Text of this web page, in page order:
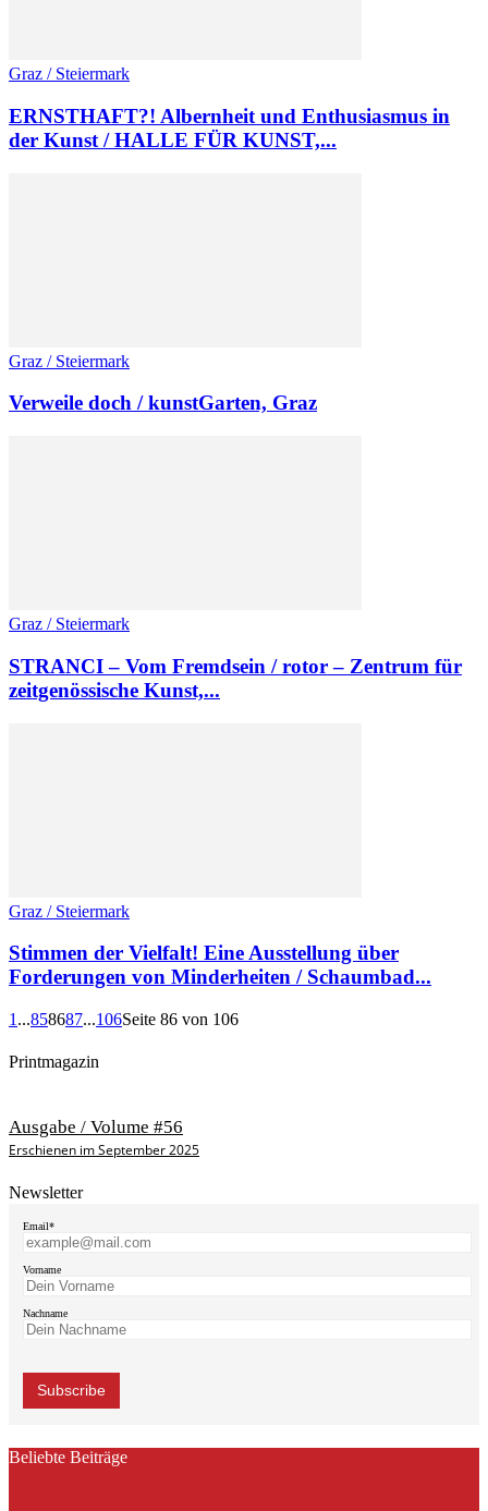
Graz / Steiermark
ERNSTHAFT?! Albernheit und Enthusiasmus in
der Kunst / HALLE FÜR KUNST,...
Graz / Steiermark
Verweile doch / kunstGarten, Graz
Graz / Steiermark
STRANCI – Vom Fremdsein / rotor – Zentrum für
zeitgenössische Kunst,...
Graz / Steiermark
Stimmen der Vielfalt! Eine Ausstellung über
Forderungen von Minderheiten / Schaumbad...
1 ...858687...106Seite 86 von 106
Printmagazin
Ausgabe / Volume #56
Erschienen im September 2025
Newsletter
Email*
Vorname
Nachname
Beliebte Beiträge